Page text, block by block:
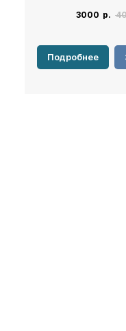
3000 р.
Подробнее